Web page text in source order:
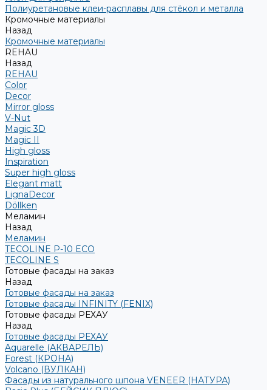
Полиуретановые клеи-расплавы для стёкол и металла
Кромочные материалы
Назад
Кромочные материалы
REHAU
Назад
REHAU
Color
Decor
Mirror gloss
V-Nut
Magic 3D
Magic II
High gloss
Inspiration
Super high gloss
Elegant matt
LignaDecor
Döllken
Меламин
Назад
Меламин
TECOLINE P-10 ECO
TECOLINE S
Готовые фасады на заказ
Назад
Готовые фасады на заказ
Готовые фасады INFINITY (FENIX)
Готовые фасады РЕХАУ
Назад
Готовые фасады РЕХАУ
Aquarelle (АКВАРЕЛЬ)
Forest (КРОНА)
Volcano (ВУЛКАН)
Фасады из натурального шпона VENEER (НАТУРА)